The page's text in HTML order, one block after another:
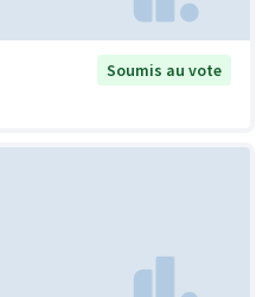
Soumis au vote